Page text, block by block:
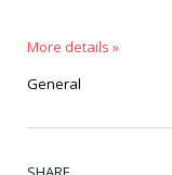
More details »
General